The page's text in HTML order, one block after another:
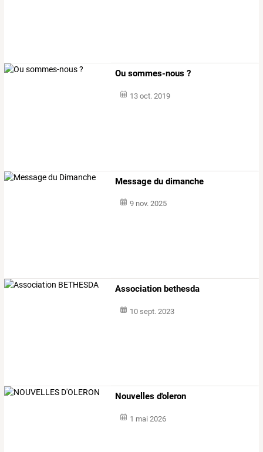
Ou sommes-nous ?
13 oct. 2019
Message du dimanche
9 nov. 2025
Association bethesda
10 sept. 2023
Nouvelles d'oleron
1 mai 2026